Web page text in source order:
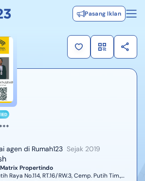
Pasang Iklan
agen di Rumah123 Sejak 2019
Matrix Propertindo
Raya No.114, RT.16/RW.3, Cemp. Putih Tim.,